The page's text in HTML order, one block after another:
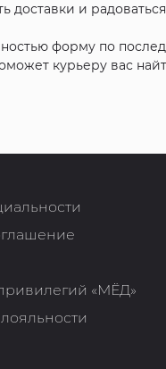
доставки и
форму по
курьеру вас
«МЁД»